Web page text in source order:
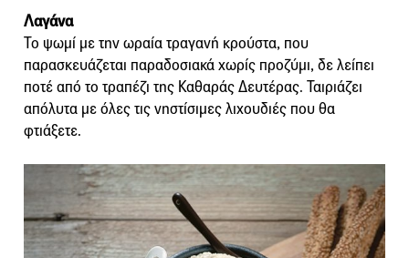
Λαγάνα
Το ψωμί με την ωραία τραγανή κρούστα, που
παρασκευάζεται παραδοσιακά χωρίς προζύμι, δε λείπει
ποτέ από το τραπέζι της Καθαράς Δευτέρας. Ταιριάζει
απόλυτα με όλες τις νηστίσιμες λιχουδιές που θα
φτιάξετε.